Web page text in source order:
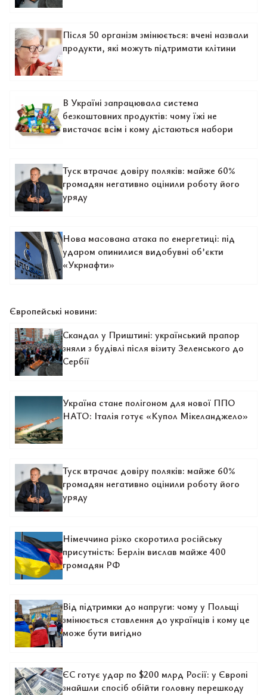
Після 50 організм змінюється: вчені назвали
продукти, які можуть підтримати клітини
В Україні запрацювала система
безкоштовних продуктів: чому їжі не
вистачає всім і кому дістаються набори
Туск втрачає довіру поляків: майже 60%
громадян негативно оцінили роботу його
уряду
Нова масована атака по енергетиці: під
ударом опинилися видобувні об’єкти
«Укрнафти»
Європейські новини:
Скандал у Приштині: український прапор
зняли з будівлі після візиту Зеленського до
Сербії
Україна стане полігоном для нової ППО
НАТО: Італія готує «Купол Мікеланджело»
Туск втрачає довіру поляків: майже 60%
громадян негативно оцінили роботу його
уряду
Німеччина різко скоротила російську
присутність: Берлін вислав майже 400
громадян РФ
Від підтримки до напруги: чому у Польщі
змінюється ставлення до українців і кому це
може бути вигідно
ЄС готує удар по $200 млрд Росії: у Європі
знайшли спосіб обійти головну перешкоду